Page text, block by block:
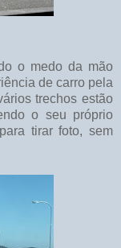
o medo da mão
de carro pela
trechos estão
o seu próprio
tirar foto, sem